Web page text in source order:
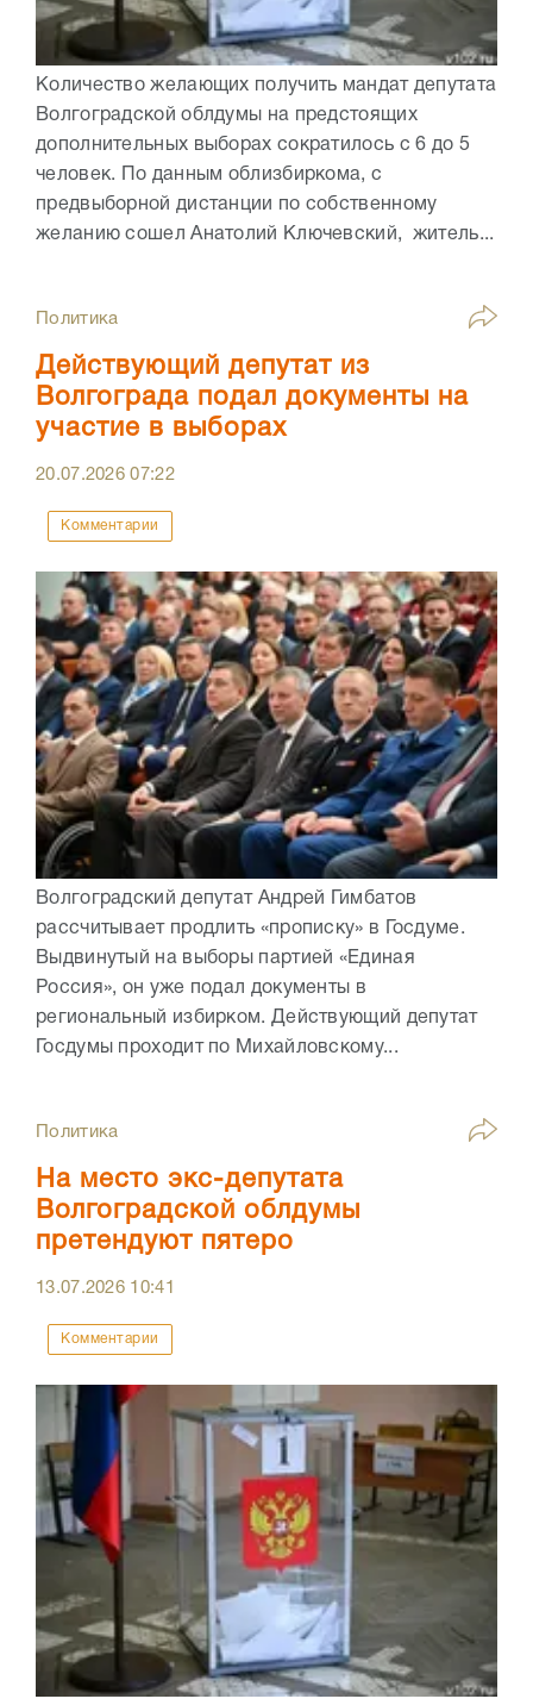
Количество желающих получить мандат депутата
Волгоградской облдумы на предстоящих
дополнительных выборах сократилось с 6 до 5
человек. По данным облизбиркома, с
предвыборной дистанции по собственному
желанию сошел Анатолий Ключевский, житель...
Политика
Действующий депутат из
Волгограда подал документы на
участие в выборах
20.07.202607:22
Комментарии
Волгоградский депутат Андрей Гимбатов
рассчитывает продлить «прописку» в Госдуме.
Выдвинутый на выборы партией «Единая
Россия», он уже подал документы в
региональный избирком. Действующий депутат
Госдумы проходит по Михайловскому...
Политика
На место экс-депутата
Волгоградской облдумы
претендуют пятеро
13.07.2026 10:41
Комментарии